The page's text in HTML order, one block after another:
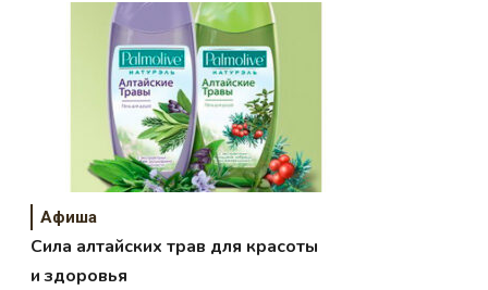
Афиша
Сила алтайских трав для красоты
и здоровья